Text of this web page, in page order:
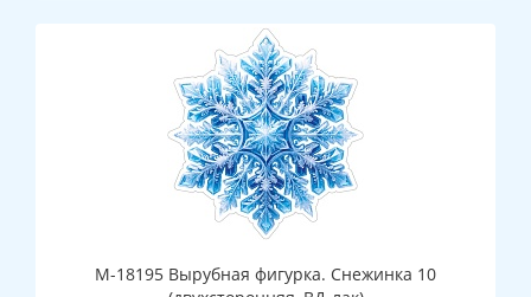
М-18195 Вырубная фигурка. Снежинка 10